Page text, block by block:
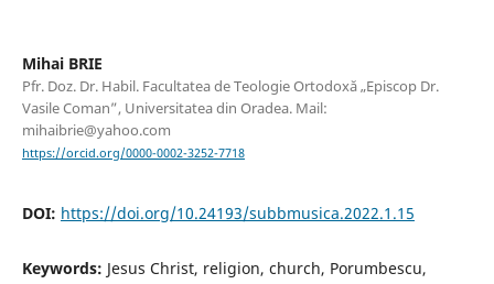
Mihai BRIE
Pfr. Doz. Dr. Habil. Facultatea de Teologie Ortodoxă „Episcop Dr.
Vasile Coman”, Universitatea din Oradea. Mail:
mihaibrie@yahoo.com
https://orcid.org/0000-0002-3252-7718
DOI: https://doi.org/10.24193/subbmusica.2022.1.15
Keywords: Jesus Christ, religion, church, Porumbescu,